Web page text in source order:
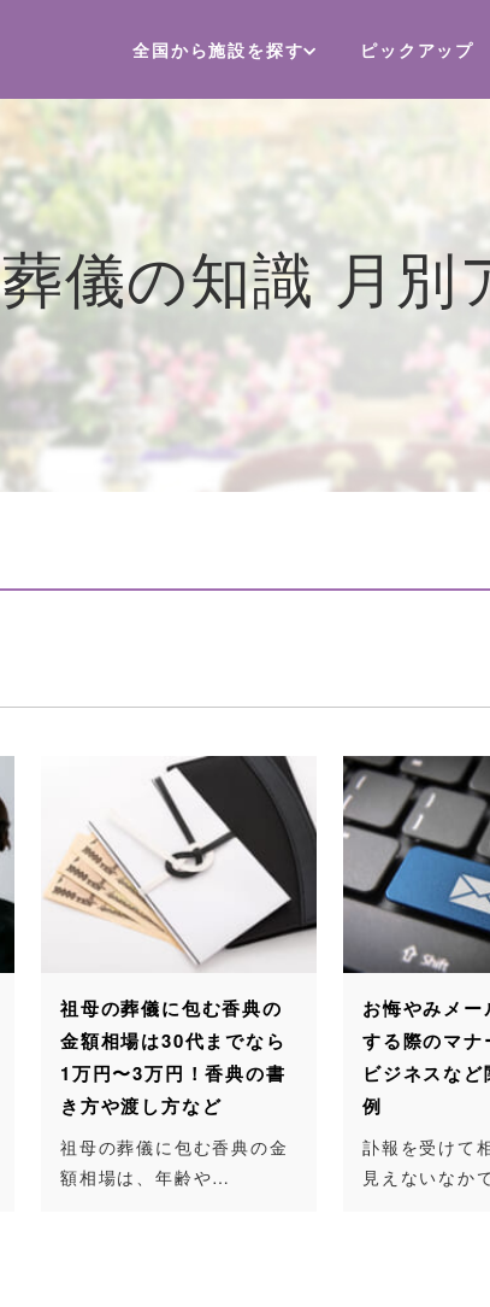
全国から施設を探す ピックアップ
葬儀の知識 月別
に包む香典の
30代までなら
円！香典の書
方など
包む香典の金
齢や…
お悔やみメールを送返信
する際のマナー｜友人や
ビジネスなど関係別の文
例
訃報を受けて相手の状況が
見えないなかでも…